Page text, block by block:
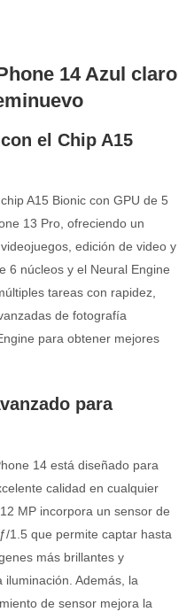
14 Azul claro
el Chip A15
A15 Bionic con GPU de 5
13 Pro, ofreciendo un
edición de video y
6 núcleos y el Neural Engine
tareas con rapidez,
de fotografía
para obtener mejores
para
14 está diseñado para
calidad en cualquier
MP incorpora un sensor de
1.5 que permite captar hasta
más brillantes y
Además, la
de sensor mejora la